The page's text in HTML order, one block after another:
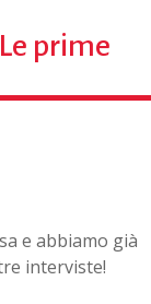
prime
e abbiamo già
interviste!